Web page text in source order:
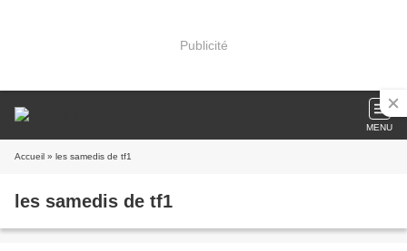
Publicité
MENU
Accueil » les samedis de tf1
les samedis de tf1